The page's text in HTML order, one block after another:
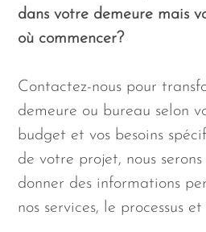
dans votre demeure mais
où commencer?
Contactez-nous pour
demeure ou bureau selon
budget et vos besoins
de votre projet, nous
donner des informations
nos services, le processus